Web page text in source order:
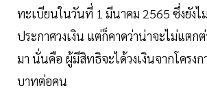
ทะเบียนในวันที่ 1 มีนาคม 2565 ซึ่งยังไ
ประกาศวงเงิน แต่ก็คาดว่าน่าจะไม่แตก
มา นั่นคือ ผู้มีสิทธิจะได้วงเงินจากโครง
บาทต่อคน